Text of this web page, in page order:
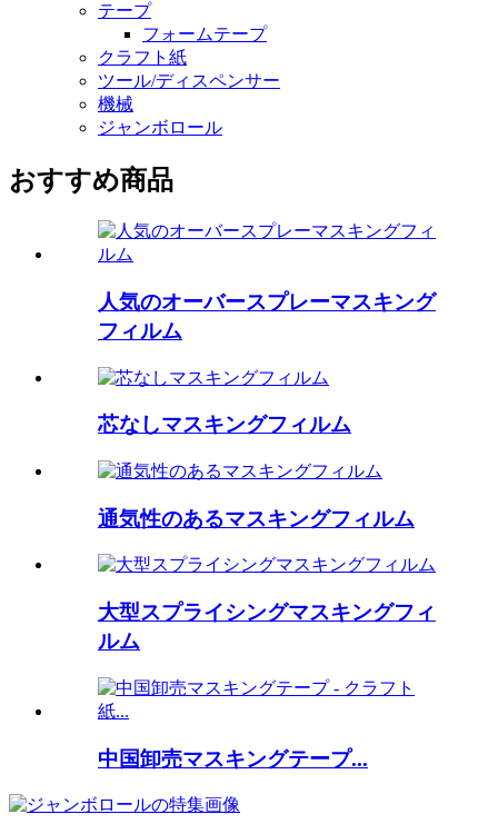
テープ
フォームテープ
クラフト紙
ツール/ディスペンサー
機械
ジャンボロール
おすすめ商品
人気のオーバースプレーマスキング
フィルム
芯なしマスキングフィルム
通気性のあるマスキングフィルム
大型スプライシングマスキングフィ
ルム
中国卸売マスキングテープ...